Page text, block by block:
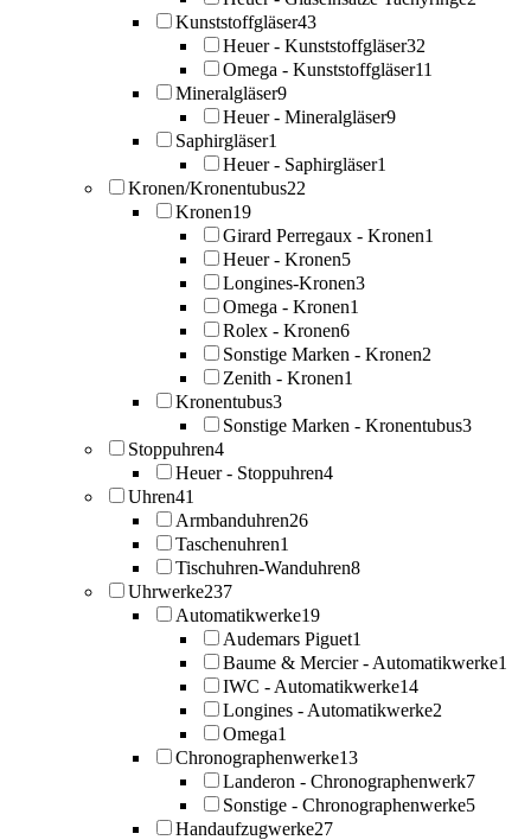
Kunststoffgläser43
Heuer - Kunststoffgläser32
Omega - Kunststoffgläser11
Mineralgläser9
Heuer - Mineralgläser9
Saphirgläser1
Heuer - Saphirgläser1
Kronen/Kronentubus22
Kronen19
Girard Perregaux - Kronen1
Heuer - Kronen5
Longines-Kronen3
Omega - Kronen1
Rolex - Kronen6
Sonstige Marken - Kronen2
Zenith - Kronen1
Kronentubus3
Sonstige Marken - Kronentubus3
Stoppuhren4
Heuer - Stoppuhren4
Uhren41
Armbanduhren26
Taschenuhren1
Tischuhren-Wanduhren8
Uhrwerke237
Automatikwerke19
Audemars Piguet1
Baume & Mercier - Automatikwerke1
IWC - Automatikwerke14
Longines - Automatikwerke2
Omega1
Chronographenwerke13
Landeron - Chronographenwerk7
Sonstige - Chronographenwerke5
Handaufzugwerke27